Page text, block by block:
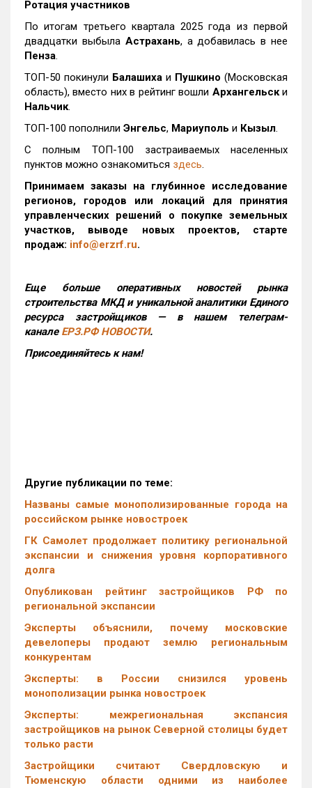
Ротация участников
По итогам третьего квартала 2025 года из первой
двадцатки выбыла Астрахань, а добавилась в нее
Пенза.
ТОП-50 покинули Балашиха и Пушкино (Московская
область), вместо них в рейтинг вошли Архангельски
Нальчик.
ТОП-100 пополнили Энгельс, Мариуполь и Кызыл.
С полным ТОП-100 застраиваемых населенных
пунктов можно ознакомиться здесь.
Принимаем заказы на глубинное исследование
регионов, городов или локаций для принятия
управленческих решений о покупке земельных
участков, выводе новых проектов, старте
продаж: info@erzrf.ru.
Еще больше оперативных новостей рынка
строительства МКД и уникальной аналитики Единого
ресурса застройщиков — в нашем телеграм-
канале ЕРЗ.РФ НОВОСТИ.
Присоединяйтесь к нам!
Другие публикации по теме:
Названы самые монополизированные города на
российском рынке новостроек
ГК Самолет продолжает политику региональной
экспансии и снижения уровня корпоративного
долга
Опубликован рейтинг застройщиков РФ по
региональной экспансии
Эксперты объяснили, почему московские
девелоперы продают землю региональным
конкурентам
Эксперты: в России снизился уровень
монополизации рынка новостроек
Эксперты: межрегиональная экспансия
застройщиков на рынок Северной столицы будет
только расти
Застройщики считают Свердловскую и
Тюменскую области одними из наиболее